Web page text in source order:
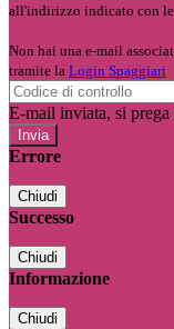
all'indirizzo indicato con
Non hai una e-mail
tramite la Login Spaggiari
E-mail inviata, si
Errore
Chiudi
Successo
Chiudi
Informazione
Chiudi